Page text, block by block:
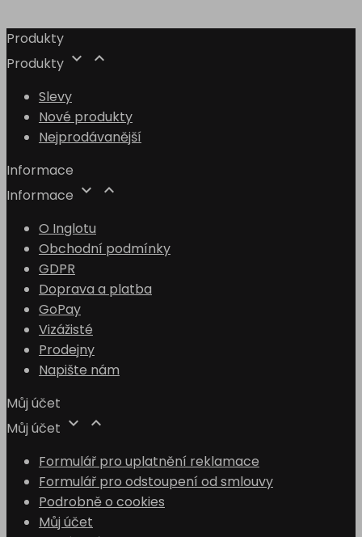
Produkty
Produkty  
Slevy
Nové produkty
Nejprodávanější
Informace
Informace  
O Inglotu
Obchodní podmínky
GDPR
Doprava a platba
GoPay
Vizážisté
Prodejny
Napište nám
Můj účet
Můj účet  
Formulář pro uplatnění reklamace
Formulář pro odstoupení od smlouvy
Podrobně o cookies
Můj účet